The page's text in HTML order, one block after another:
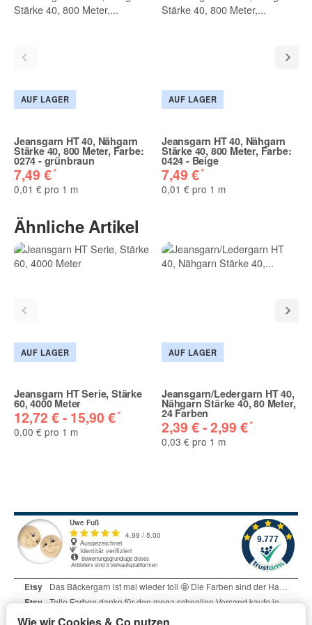
AUF LAGER
Jeansgarn HT 40, Nähgarn
Stärke 40, 800 Meter, Farbe:
0274 - grünbraun
7,49 €*
0,01 € pro 1 m
AUF LAGER
Jeansgarn HT 40, Nähgarn
Stärke 40, 800 Meter, Farbe:
0424 - Beige
7,49 €*
0,01 € pro 1 m
Ähnliche Artikel
AUF LAGER
Jeansgarn HT Serie, Stärke
60, 4000 Meter
12,72 € - 15,90 €*
0,00 € pro 1 m
AUF LAGER
Jeansgarn/Ledergarn HT 40,
Nähgarn Stärke 40, 80 Meter,
24 Farben
2,39 € -2,99 €*
0,03 € pro 1 m